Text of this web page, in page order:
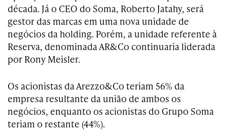
década. Já o CEO do Soma, Roberto Jatahy, será
gestor das marcas em uma nova unidade de
negócios da holding. Porém, a unidade referente à
Reserva, denominada AR&Co continuaria liderada
por Rony Meisler.
Os acionistas da Arezzo&Co teriam 56% da
empresa resultante da união de ambos os
negócios, enquanto os acionistas do Grupo Soma
teriam o restante (44%).